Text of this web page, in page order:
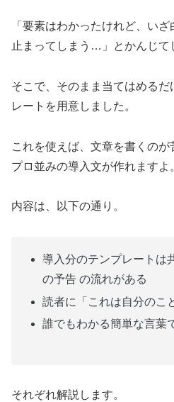
「要素はわかったけれど、い
止まってしまう…」とかんじて
そこで、そのまま当てはめる
レートを用意しました。
これを使えば、文章を書くの
プロ並みの導入文が作れますよ
内容は、以下の通り。
導入分のテンプレート
の予告 の流れがある
読者に「これは自分のこ
誰でもわかる簡単な言葉
それぞれ解説します。